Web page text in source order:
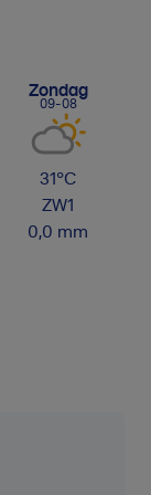
Zondag
09-08
31°C
ZW1
0,0 mm